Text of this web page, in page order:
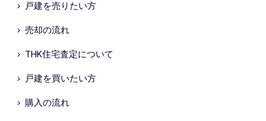
戸建を売りたい方
売却の流れ
THK住宅査定について
戸建を買いたい方
購入の流れ